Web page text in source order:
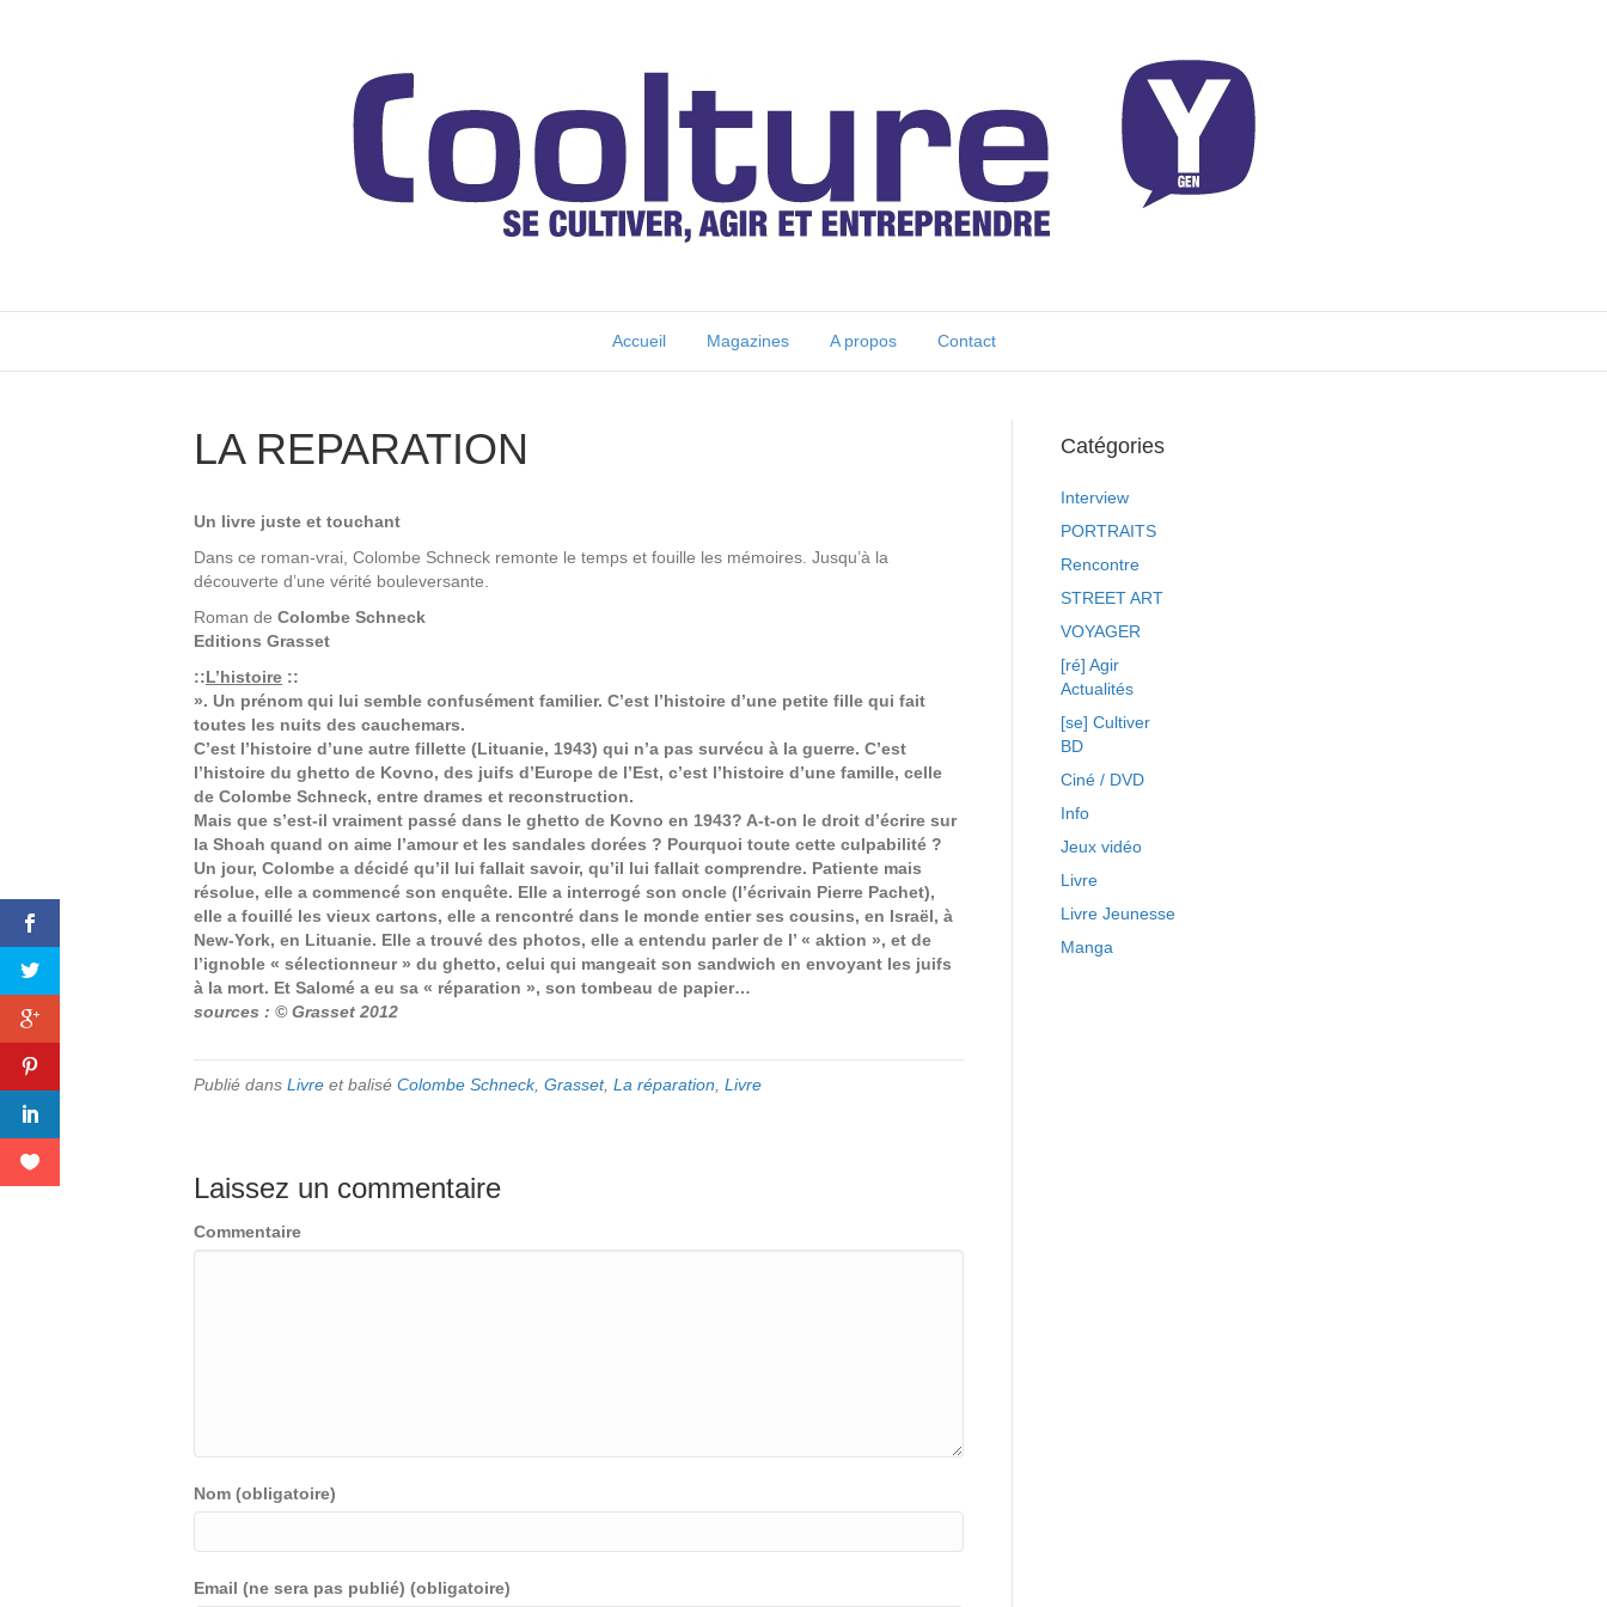
Accueil Magazines A propos Contact
LA REPARATION
Un livre juste et touchant
Dans ce roman-vrai, Colombe Schneck remonte le temps et fouille les mémoires. Jusqu’à la
découverte d’une vérité bouleversante.
Roman de Colombe Schneck
Editions Grasset
::L’histoire ::
». Un prénom qui lui semble confusément familier. C’est l’histoire d’une petite fille qui fait
toutes les nuits des cauchemars.
C’est l’histoire d’une autre fillette (Lituanie, 1943) qui n’a pas survécu à la guerre. C’est
l’histoire du ghetto de Kovno, des juifs d’Europe de l’Est, c’est l’histoire d’une famille, celle
de Colombe Schneck, entre drames et reconstruction.
Mais que s’est-il vraiment passé dans le ghetto de Kovno en 1943? A-t-on le droit d’écrire sur
la Shoah quand on aime l’amour et les sandales dorées ? Pourquoi toute cette culpabilité ?
Un jour, Colombe a décidé qu’il lui fallait savoir, qu’il lui fallait comprendre. Patiente mais
résolue, elle a commencé son enquête. Elle a interrogé son oncle (l’écrivain Pierre Pachet),
elle a fouillé les vieux cartons, elle a rencontré dans le monde entier ses cousins, en Israël, à
New-York, en Lituanie. Elle a trouvé des photos, elle a entendu parler de l’ « aktion », et de
l’ignoble « sélectionneur » du ghetto, celui qui mangeait son sandwich en envoyant les juifs
à la mort. Et Salomé a eu sa « réparation », son tombeau de papier…
sources : ©Grasset 2012
Publié dans Livre et balisé Colombe Schneck, Grasset, La réparation Livre
Laissez un commentaire
Commentaire
Nom (obligatoire)
Email (ne sera pas publié) (obligatoire)
Catégories
Interview
PORTRAITS
Rencontre
STREET ART
VOYAGER
[ré] Agir
Actualités
[se] Cultiver
BD
Ciné / DVD
Info
Jeux vidéo
Livre
Livre Jeunesse
Manga